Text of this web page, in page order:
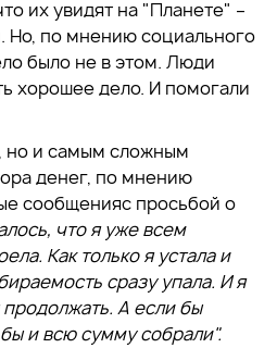
их увидят на "Планете" –
Но, по мнению социального
было не в этом. Люди
хорошее дело. И помогали
и самым сложным
денег, по мнению
сообщенияс просьбой о
что я уже всем
Как только я устала и
сразу упала. И я
А если бы
и всю сумму собрали".